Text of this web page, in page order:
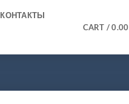
КОНТАКТЫ
CART /0.00